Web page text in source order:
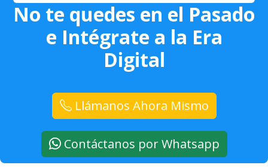
No te quedes en el Pasado
e Intégrate a la Era
Digital
Llámanos Ahora Mismo
Contáctanos por Whatsapp